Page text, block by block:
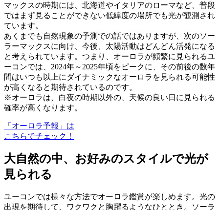
マックスの時期には、北海道やイタリアのローマなど、普段
ではまず見ることができない低緯度の場所でも光が観測され
ています。
あくまでも自然現象の予測での話ではありますが、次のソー
ラーマックスに向け、今後、太陽活動はどんどん活発になる
と考えられています。つまり、オーロラが頻繁に見られるユ
ーコンでは、2024年～2025年頃をピークに、その前後の数年
間はいつも以上にダイナミックなオーロラを見られる可能性
が高くなると期待されているのです。
※オーロラは、白夜の時期以外の、天候の良い日に見られる
確率が高くなります。
「オーロラ予報」は
こちらでチェック！
大自然の中、お好みのスタイルで光が
見られる
ユーコンでは様々な方法でオーロラ鑑賞が楽しめます。光の
出現を期待して、ワクワクと胸躍るようなひととき。ソーラ